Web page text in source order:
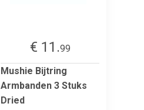
€ 11.99
Mushie Bijtring
Armbanden 3 Stuks
Dried